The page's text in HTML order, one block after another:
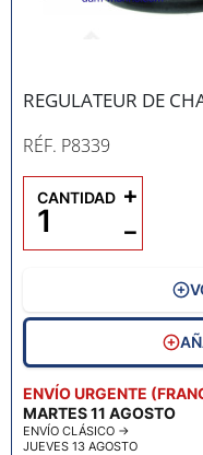
REGULATEUR DE
RÉF. P8339
ENVÍO URGENTE
MARTES 11 AGOSTO
ENVÍO CLÁSICO →
JUEVES 13 AGOSTO
CANTIDAD
−
+